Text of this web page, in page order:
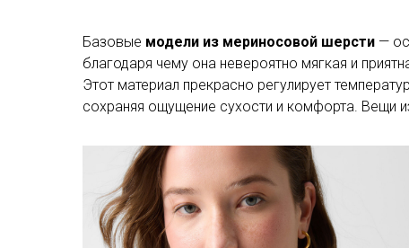
Базовые модели из мериносовой шерсти —
благодаря чему она невероятно мягкая и
Этот материал прекрасно регулирует
сохраняя ощущение сухости и комфорта. Вещи